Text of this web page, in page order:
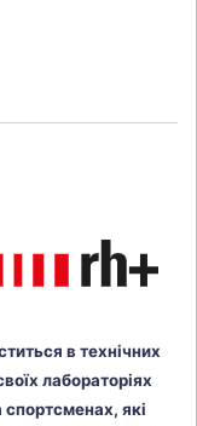
в технічних
лабораторіях
спортсменах, які